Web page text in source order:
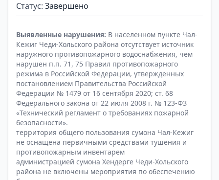
Статус: Завершено
Выявленные нарушения: В населенном пункте Чал-
Кежиг Чеди-Хольского района отсутствует источник
наружного противопожарного водоснабжения, чем
нарушен п.п. 71, 75 Правил противопожарного
режима в Российской Федерации, утвержденных
постановлением Правительства Российской
Федерации № 1479 от 16 сентября 2020; ст. 68
Федерального закона от 22 июля 2008 г. № 123-ФЗ
«Технический регламент о требованиях пожарной
безопасности».
территория общего пользования сумона Чал-Кежиг
не оснащена первичными средствами тушения и
противопожарным инвентарем
администрацией сумона Хендерге Чеди-Хольского
района не включены мероприятия по обеспечению